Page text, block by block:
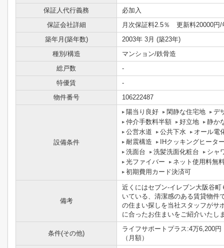
保証人代行義務
必加入
保証会社詳細
月次保証料2.5％ 更新料20000円/
築年月(築年数)
2003年 3月 (築23年)
種別/構造
マンション/鉄骨造
総戸数
-
特優賃
-
物件番号
106222487
設備条件
陽当り良好 閑静な住宅地
デ
仲介手数料半額
好立地
静か
公営水道
公共下水
オール電
耐震構造
IHクッキングヒータ
洗面台
洗髪洗面化粧台
シャ
光ファイバー
ネット使用料無
初期費用カード決済可
備考
近くにはセブン-イレブン大阪谷
いている、清潔感のある賃貸物件
の住まい探しを当社スタッフがサ
に合ったお住まいをご紹介いたし
条件(その他)
ライフサポートプラス:4万6,200
（月額）